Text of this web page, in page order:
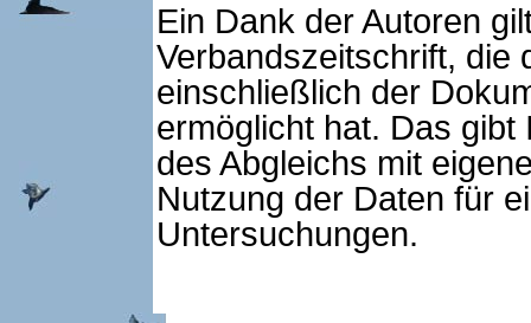
Ein Dank der Autoren
Verbandszeitschrift, die
einschließlich der
ermöglicht hat. Das
des Abgleichs mit
Nutzung der Daten für
Untersuchungen.